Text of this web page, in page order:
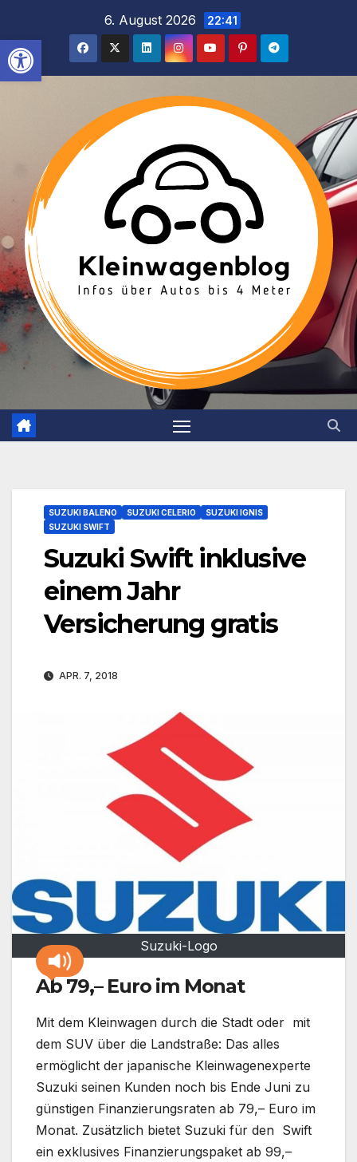
Werkzeugleiste öffnen
springen
6. August 2026 22:41
SUZUKI BALENO SUZUKI CELERIO
SUZUKI IGNIS
SUZUKI SWIFT
Suzuki Swift inklusive
einem Jahr
Versicherung gratis
APR. 7, 2018
Suzuki-Logo
Ab 79,– Euro im Monat
Mit dem Kleinwagen durch die Stadt oder mit
dem SUV über die Landstraße: Das alles
ermöglicht der japanische Kleinwagenexperte
Suzuki seinen Kunden noch bis Ende Juni zu
günstigen Finanzierungsraten ab 79,– Euro im
Monat. Zusätzlich bietet Suzuki für den Swift
ein exklusives Finanzierungspaket ab 99,–